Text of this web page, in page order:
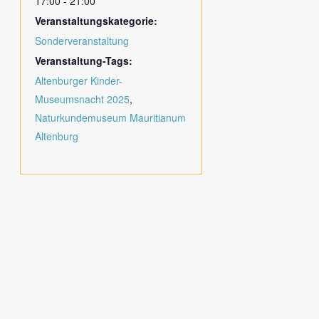
Veranstaltungskategorie:
Sonderveranstaltung
Veranstaltung-Tags:
Altenburger Kinder-
Museumsnacht 2025,
Naturkundemuseum Mauritianum
Altenburg